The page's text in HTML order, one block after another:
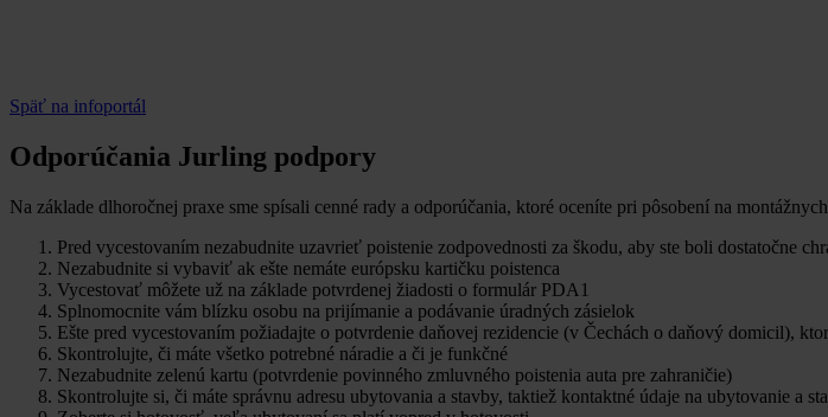
Späť na infoportál
Odporúčania Jurling podpory
Na základe dlhoročnej praxe sme spísali cenné rady a odporúčania, ktoré oceníte pri pôsobení na
Pred vycestovaním nezabudnite uzavrieť poistenie zodpovednosti za škodu, aby ste boli dostatočne
Nezabudnite si vybaviť ak ešte nemáte európsku kartičku poistenca
Vycestovať môžete už na základe potvrdenej žiadosti o formulár PDA1
Splnomocnite vám blízku osobu na prijímanie a podávanie úradných zásielok
Ešte pred vycestovaním požiadajte o potvrdenie daňovej rezidencie (v Čechách o daňový domicil),
Skontrolujte, či máte všetko potrebné náradie a či je funkčné
Nezabudnite zelenú kartu (potvrdenie povinného zmluvného poistenia auta pre zahraničie)
Skontrolujte si, či máte správnu adresu ubytovania a stavby, taktiež kontaktné údaje na ubytovanie a